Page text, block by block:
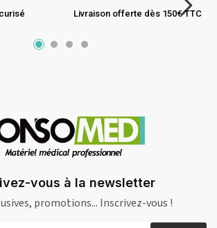
Livraison offerte dès 150€ TTC
vous à la newsletter
promotions... Inscrivez-vous !